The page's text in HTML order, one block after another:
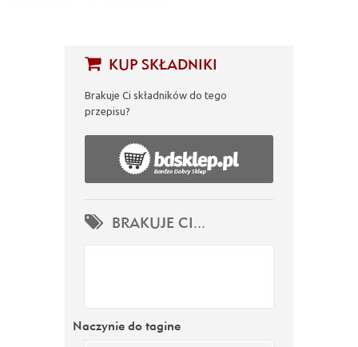
KUP SKŁADNIKI
Brakuje Ci składników do tego
przepisu?
BRAKUJE CI...
Naczynie do tagine